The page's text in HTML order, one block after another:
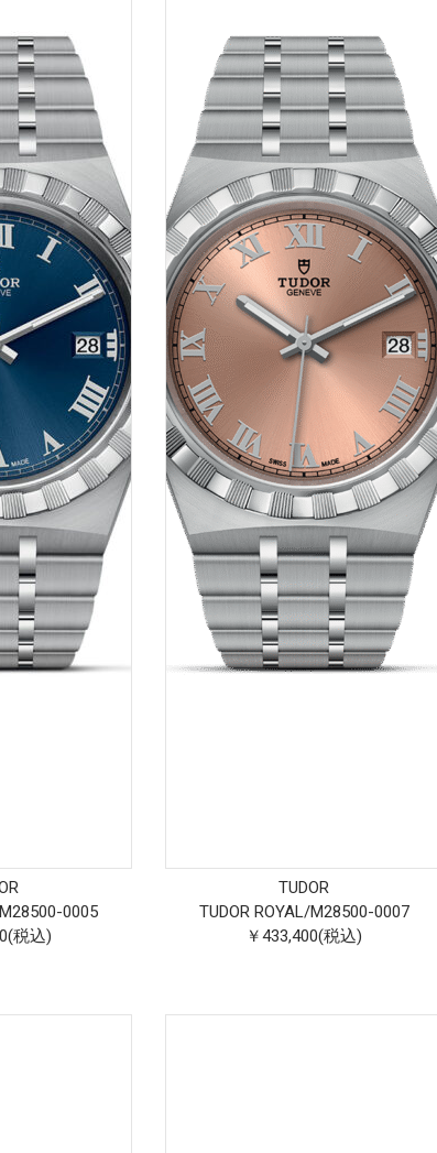
M28500-0005
税込)
TUDOR
TUDOR ROYAL/M28500-0007
￥433,400(税込)